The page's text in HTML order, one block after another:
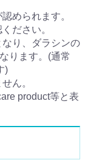
められます。
ださい。
り、ダラシンの
ります。(通常
)
ん。
product等と表